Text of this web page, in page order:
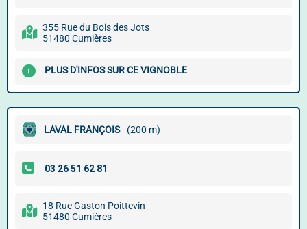
355 Rue du Bois des Jots
51480 Cumières
PLUS D'INFOS SUR CE VIGNOBLE
LAVAL FRANÇOIS (200 m)
18 Rue Gaston Poittevin
51480 Cumières